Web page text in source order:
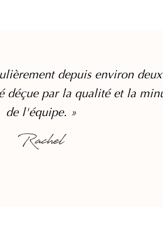
depuis environ
déçue par la qualité et la
de l'équipe. »
Rachel